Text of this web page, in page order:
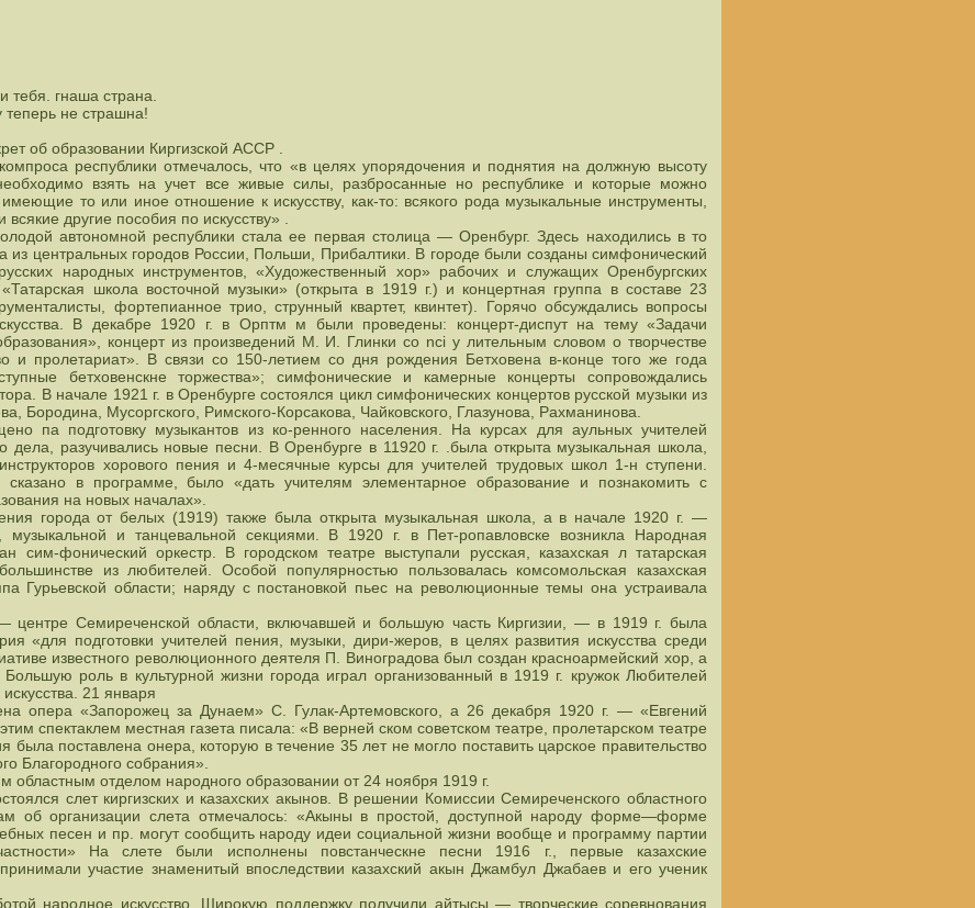
тебя. гнаша страна.
теперь не страшна!
об образовании Киргизской АССР .
республики отмечалось, что «в целях упорядочения и поднятия на должную высоту
взять на учет все живые силы, разбросанные но республике и которые можно
то или иное отношение к искусству, как-то: всякого рода музыкальные инструменты,
другие пособия по искусству» .
автономной республики стала ее первая столица — Оренбург. Здесь находились в то
из центральных городов России, Польши, Прибалтики. В городе были созданы симфонический
народных инструментов, «Художественный хор» рабочих и служащих Оренбургских
школа восточной музыки» (открыта в 1919 г.) и концертная группа в составе 23
фортепианное трио, струнный квартет, квинтет). Горячо обсуждались вопросы
В декабре 1920 г. в Орптм м были проведены: концерт-диспут на тему «Задачи
концерт из произведений М. И. Глинки со nci у лительным словом о творчестве
и пролетариат». В связи со 150-летием со дня рождения Бетховена в-конце того же года
бетховенскне торжества»; симфонические и камерные концерты сопровождались
В начале 1921 г. в Оренбурге состоялся цикл симфонических концертов русской музыки из
Бородина, Мусоргского, Римского-Корсакова, Чайковского, Глазунова, Рахманинова.
па подготовку музыкантов из ко-ренного населения. На курсах для аульных учителей
дела, разучивались новые песни. В Оренбурге в 11920 г. .была открыта музыкальная школа,
хорового пения и 4-месячные курсы для учителей трудовых школ 1-н ступени.
сказано в программе, было «дать учителям элементарное образование и познакомить с
на новых началах».
города от белых (1919) также была открыта музыкальная школа, а в начале 1920 г. —
и танцевальной секциями. В 1920 г. в Пет-ропавловске возникла Народная
сим-фонический оркестр. В городском театре выступали русская, казахская л татарская
из любителей. Особой популярностью пользовалась комсомольская казахская
Гурьевской области; наряду с постановкой пьес на революционные темы она устраивала
Семиреченской области, включавшей и большую часть Киргизии, — в 1919 г. была
«для подготовки учителей пения, музыки, дири-жеров, в целях развития искусства среди
известного революционного деятеля П. Виноградова был создан красноармейский хор, а
роль в культурной жизни города играл организованный в 1919 г. кружок Любителей
21 января
опера «Запорожец за Дунаем» С. Гулак-Артемовского, а 26 декабря 1920 г. — «Евгений
спектаклем местная газета писала: «В верней ском советском театре, пролетарском театре
была поставлена онера, которую в течение 35 лет не могло поставить царское правительство
Благородного собрания».
областным отделом народного образовании от 24 ноября 1919 г.
слет киргизских и казахских акынов. В решении Комиссии Семиреченского областного
об организации слета отмечалось: «Акыны в простой, доступной народу форме—форме
песен и пр. могут сообщить народу идеи социальной жизни вообще и программу партии
На слете были исполнены повстанческне песни 1916 г., первые казахские
участие знаменитый впоследствии казахский акын Джамбул Джабаев и его ученик
народное искусство. Широкую поддержку получили айтысы — творческие соревнования